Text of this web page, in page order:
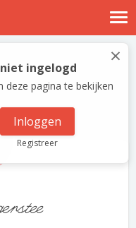
×
ingelogd
deze pagina te bekijken
Inloggen
Registreer